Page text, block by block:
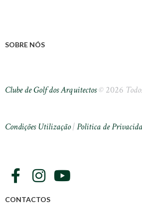
SOBRE NÓS
Clube de Golf dos Arquitectos© 2026
Condições Utilização|Politica de
CONTACTOS